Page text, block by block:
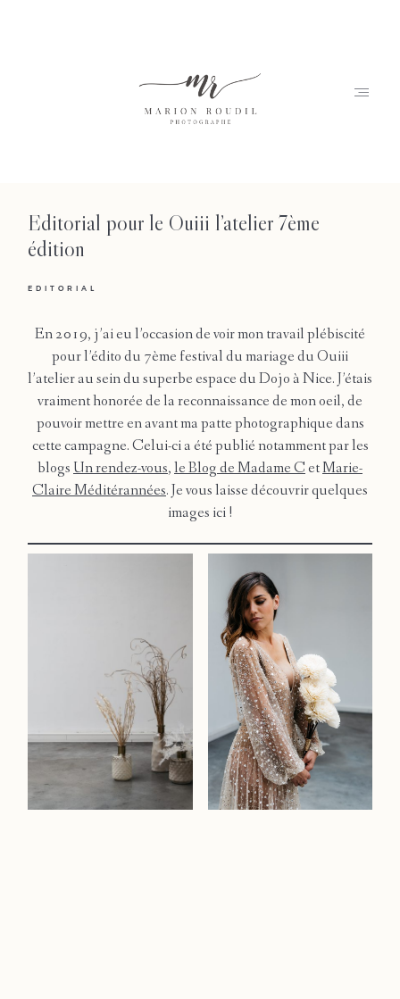
Editorial pour le Ouiii l’atelier 7ème
édition
EDITORIAL
En 2019, j’ai eu l’occasion de voir mon travail plébiscité
pour l’édito du 7ème festival du mariage du Ouiii
l’atelier au sein du superbe espace du Dojo à Nice. J’étais
vraiment honorée de la reconnaissance de mon oeil, de
pouvoir mettre en avant ma patte photographique dans
cette campagne. Celui-ci a été publié notamment par les
blogs Un rendez-vous, le Blog de Madame C etMarie-
Claire Méditérannées. Je vous laisse découvrir quelques
images ici !
Accueil
Journal
Contact
Workshop